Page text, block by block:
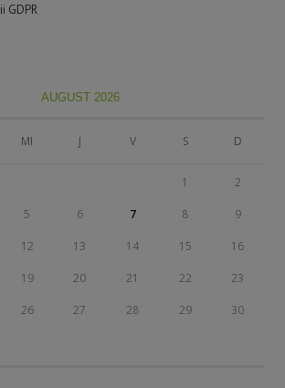
GDPR
AUGUST 2026
MI J V S D
1 2
5 6 7 8 9
12 13 14 15 16
19 20 21 22 23
26 27 28 29 30